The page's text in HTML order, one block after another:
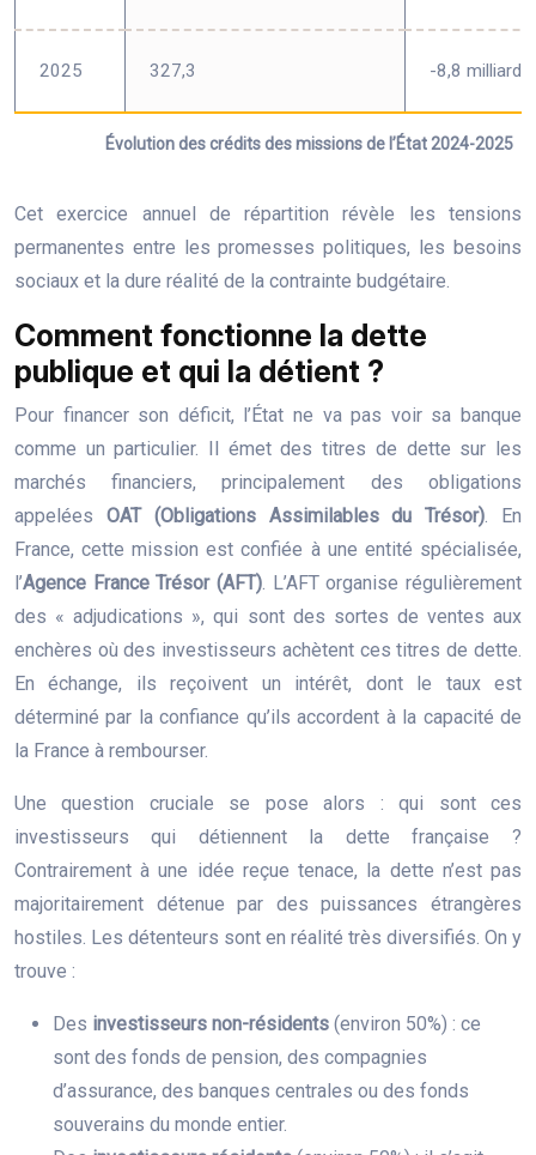
Évolution des crédits des missions de l’État 2024-2025
2025 327,3 -8,8 milliards
Cet exercice annuel de répartition révèle les tensions
permanentes entre les promesses politiques, les besoins
sociaux et la dure réalité de la contrainte budgétaire.
Comment fonctionne la dette
publique et qui la détient ?
Pour financer son déficit, l’État ne va pas voir sa banque
comme un particulier. Il émet des titres de dette sur les
marchés financiers, principalement des obligations
appelées OAT (Obligations Assimilables du Trésor) . En
France, cette mission est confiée à une entité spécialisée,
l’Agence France Trésor (AFT) . L’AFT organise régulièrement
des « adjudications », qui sont des sortes de ventes aux
enchères où des investisseurs achètent ces titres de dette.
En échange, ils reçoivent un intérêt, dont le taux est
déterminé par la confiance qu’ils accordent à la capacité de
la France à rembourser.
Une question cruciale se pose alors : qui sont ces
investisseurs qui détiennent la dette française ?
Contrairement à une idée reçue tenace, la dette n’est pas
majoritairement détenue par des puissances étrangères
hostiles. Les détenteurs sont en réalité très diversifiés. On y
trouve :
Des investisseurs non-résidents (environ 50%) : ce
sont des fonds de pension, des compagnies
d’assurance, des banques centrales ou des fonds
souverains du monde entier.